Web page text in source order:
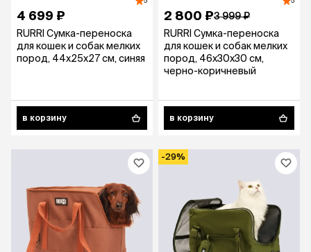
4 699 ₽
RURRI Сумка-переноска
для кошек и собак мелких
пород, 44х25х27 см, синяя
в корзину
2 800 ₽3 999 ₽
RURRI Сумка-переноска
для кошек и собак мелких
пород, 46х30х30 см,
черно-коричневый
в корзину
-29%